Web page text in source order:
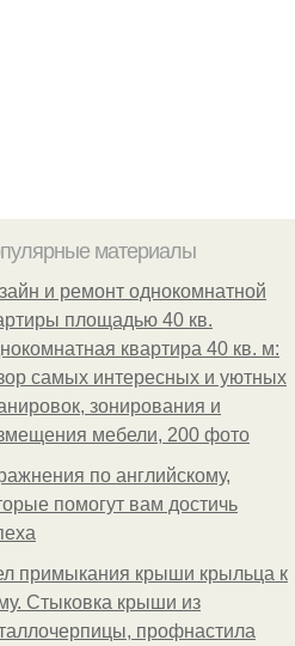
материалы
и ремонт однокомнатной
площадью 40 кв.
квартира 40 кв. м:
самых интересных и уютных
зонирования и
мебели, 200 фото
по английскому,
помогут вам достичь
примыкания крыши крыльца к
Стыковка крыши из
профнастила